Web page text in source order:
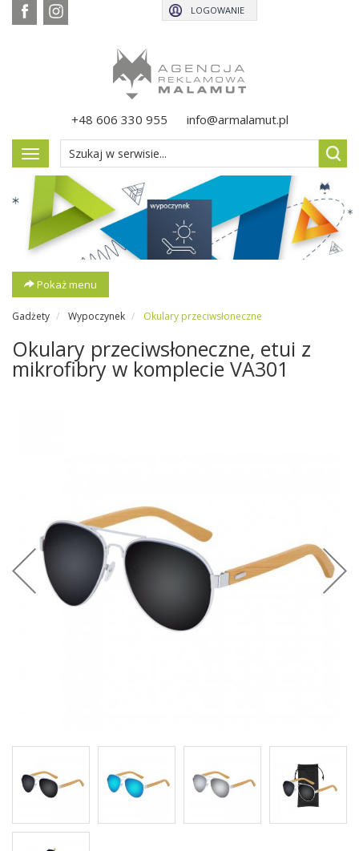
+48 606 330 955 info@armalamut.pl
LOGOWANIE
Pokaż
menu
Pokaż menu
Gadżety Wypoczynek Okulary przeciwsłoneczne
Okulary przeciwsłoneczne, etui z
mikrofibry w komplecie VA301